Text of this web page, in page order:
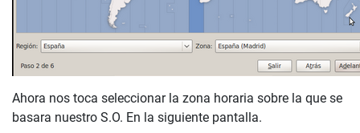
Ahora nos toca seleccionar la zona horaria sobre la que se
basara nuestro S.O. En la siguiente pantalla.